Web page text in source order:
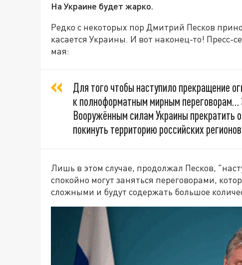
На Украине будет жарко.
Редко с некоторых пор Дмитрий Песков
касается Украины. И вот наконец-то! Пресс-
мая:
Для того чтобы наступило прекращение
к полноформатным мирным
Вооружённым силам Украины прекратить
покинуть территорию российских
Лишь в этом случае, продолжал Песков,
спокойно могут заняться переговорами,
сложными и будут содержать большое